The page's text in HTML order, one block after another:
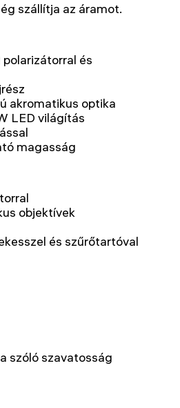
szállítja az áramot.
és
akromatikus optika
LED világítás
magasság
objektívek
és szűrőtartóval
szóló szavatosság